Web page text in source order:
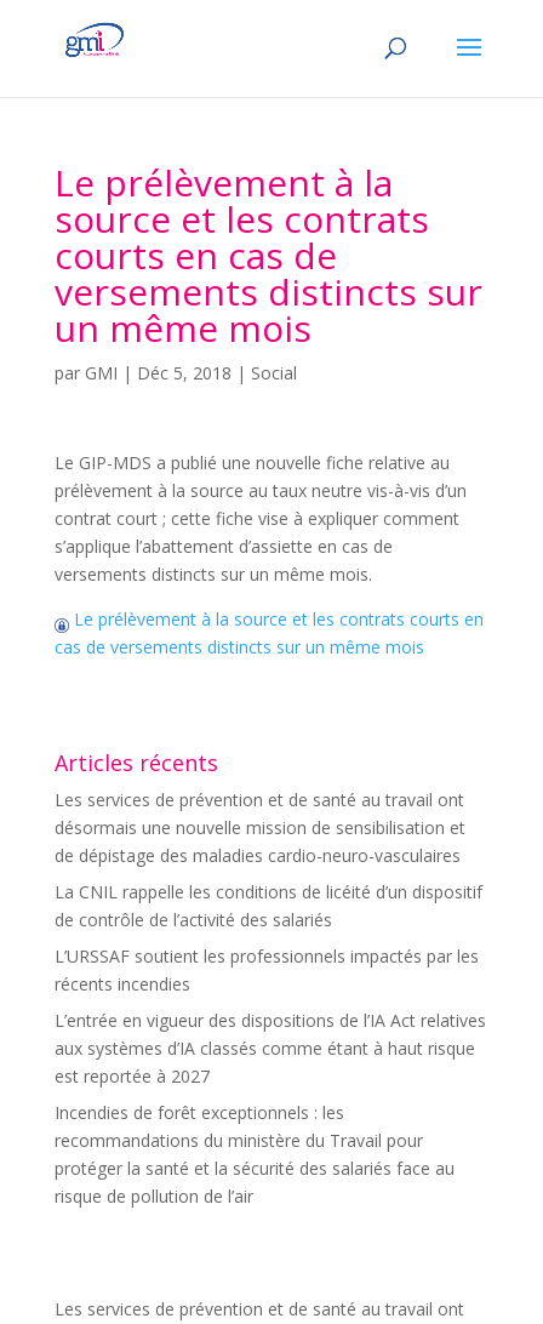
Le prélèvement à la
source et les contrats
courts en cas de
versements distincts sur
un même mois
par GMI | Déc 5, 2018 | Social
Le GIP-MDS a publié une nouvelle fiche relative au
prélèvement à la source au taux neutre vis-à-vis d’un
contrat court ; cette fiche vise à expliquer comment
s’applique l’abattement d’assiette en cas de
versements distincts sur un même mois.
Le prélèvement à la source et les contrats courts en
cas de versements distincts sur un même mois
Articles récents
Les services de prévention et de santé au travail ont
désormais une nouvelle mission de sensibilisation et
de dépistage des maladies cardio-neuro-vasculaires
La CNIL rappelle les conditions de licéité d’un dispositif
de contrôle de l’activité des salariés
L’URSSAF soutient les professionnels impactés par les
récents incendies
L’entrée en vigueur des dispositions de l’IA Act relatives
aux systèmes d’IA classés comme étant à haut risque
est reportée à 2027
Incendies de forêt exceptionnels : les
recommandations du ministère du Travail pour
protéger la santé et la sécurité des salariés face au
risque de pollution de l’air
Les services de prévention et de santé au travail ont